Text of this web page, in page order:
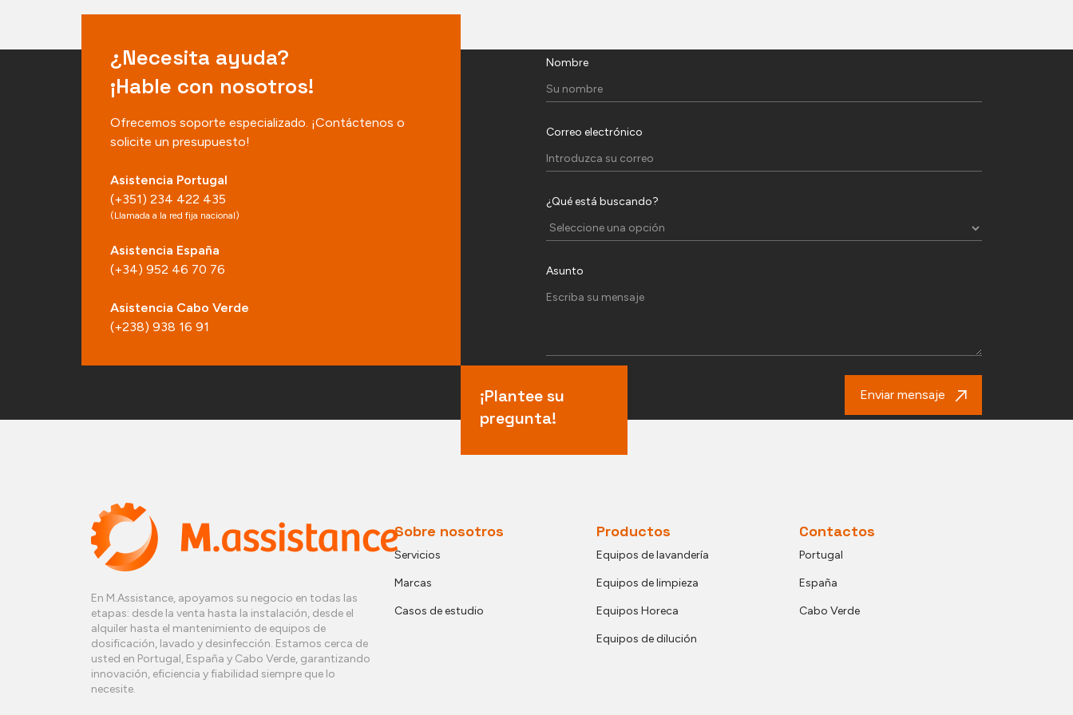
¿Necesita ayuda?
¡Hable con nosotros!
Ofrecemos soporte especializado. ¡Contáctenos o
solicite un presupuesto!
Asistencia Portugal
(+351) 234 422 435
(Llamada a la red fija nacional)
Asistencia España
(+34) 952 46 70 76
Asistencia Cabo Verde
(+238) 938 16 91
Nombre
Correo electrónico
¿Qué está buscando?
Asunto
Enviar mensaje
¡Plantee su
pregunta!
En M.Assistance, apoyamos su negocio en todas las
etapas: desde la venta hasta la instalación, desde el
alquiler hasta el mantenimiento de equipos de
dosificación, lavado y desinfección. Estamos cerca de
usted en Portugal, España y Cabo Verde, garantizando
innovación, eficiencia y fiabilidad siempre que lo
necesite.
Sobre nosotros
Servicios
Marcas
Casos de estudio
Productos
Equipos de lavandería
Equipos de limpieza
Equipos Horeca
Equipos de dilución
Contactos
Portugal
España
Cabo Verde